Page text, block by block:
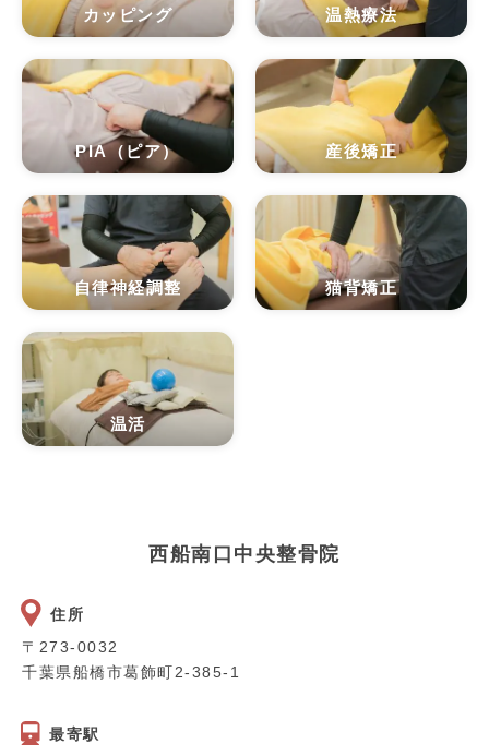
カッピング 温熱療法
PIA（ピア） 産後矯正
自律神経調整 猫背矯正
温活
西船南口中央整骨院
住所
〒273-0032
千葉県船橋市葛飾町2-385-1
最寄駅